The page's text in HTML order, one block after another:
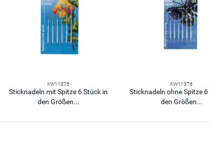
KW11375
Sticknadeln mit Spitze 6 Stück in
den Größen...
KW11376
Sticknadeln ohne Spitze 6
den Größen...